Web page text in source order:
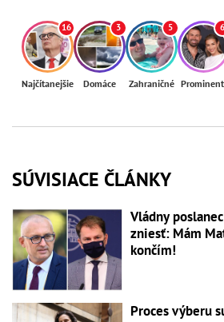
16
Najčítanejšie
3
Domáce
5
Zahraničné
6
SÚVISIACE ČLÁNKY
Vládny
zniesť: Mám
končím!
Proces výberu